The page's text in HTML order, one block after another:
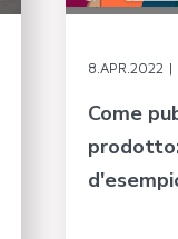
8.APR.2022 |
Come